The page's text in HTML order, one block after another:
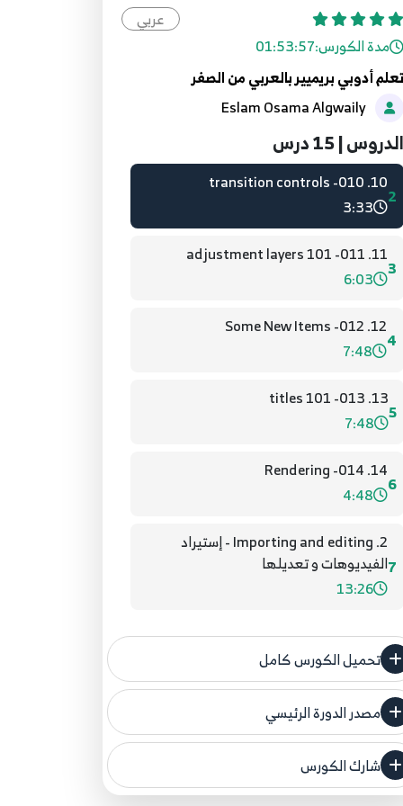
عربي
مدة الكورس:01:53:57
تعلم أدوبي بريميير بالعربي من الصفر
Eslam Osama Algwaily
الدروس | 15 درس
1. Introduciton
10:28
2
10. 010- transition controls
3:33
3
11. 011- adjustment layers 101
6:03
4
12. 012- Some New Items
7:48
5
13. 013- titles 101
7:48
6
14. 014- Rendering
4:48
7
2. Importing and editing - إستيراد
الفيديوهات و تعديلها
13:26
8
3. 03- Cutting and Selecting - القطع و
الإختيار
5:19
9
4. 04- editing more and rendering
12:38
5. 05- building sequences
تحميل الكورس كامل
مصدر الدورة الرئيسي
فنحن لا ندعي ملكية أي دورة ولهذا نضع المصدر
مصدر الدورة الرئيسي
شارك الكورس